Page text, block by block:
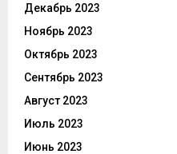
Декабрь 2023
Ноябрь 2023
Октябрь 2023
Сентябрь 2023
Август 2023
Июль 2023
Июнь 2023